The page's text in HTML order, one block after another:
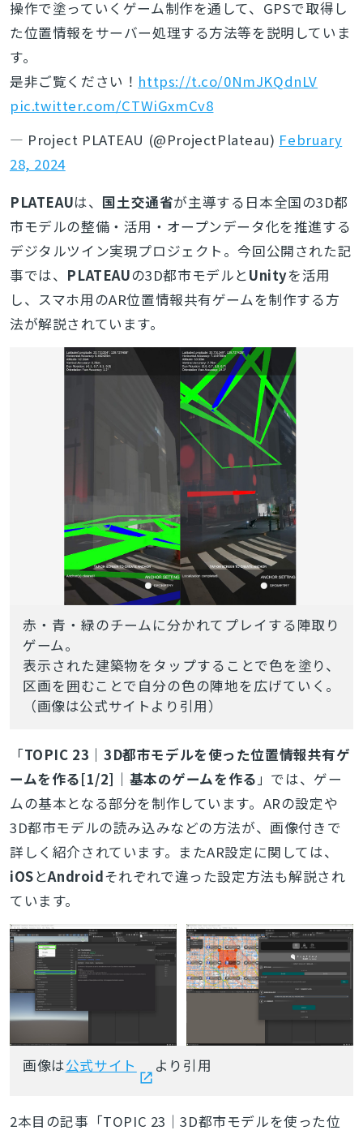
操作で塗っていくゲーム制作を通して、GPSで取得し
た位置情報をサーバー処理する方法等を説明していま
す。
是非ご覧ください！ https://t.co/0NmJKQdnLV
pic.twitter.com/CTWiGxmCv8
— Project PLATEAU (@ProjectPlateau) February
28, 2024
PLATEAUは、 国土交通省が主導する日本全国の3D都
市モデルの整備・活用・オープンデータ化を推進する
デジタルツイン実現プロジェクト。今回公開された記
事では、 PLATEAUの3D都市モデルとUnityを活用
し、スマホ用のAR位置情報共有ゲームを制作する方
法が解説されています。
赤・青・緑のチームに分かれてプレイする陣取り
ゲーム。
表示された建築物をタップすることで色を塗り、
区画を囲むことで自分の色の陣地を広げていく。
（画像は公式サイトより引用）
「TOPIC 23｜3D都市モデルを使った位置情報共有ゲ
ームを作る[1/2]｜基本のゲームを作る 」では、ゲー
ムの基本となる部分を制作しています。ARの設定や
3D都市モデルの読み込みなどの方法が、画像付きで
詳しく紹介されています。またAR設定に関しては、
iOSとAndroidそれぞれで違った設定方法も解説され
ています。
画像は公式サイト より引用
2本目の記事「TOPIC 23｜3D都市モデルを使った位